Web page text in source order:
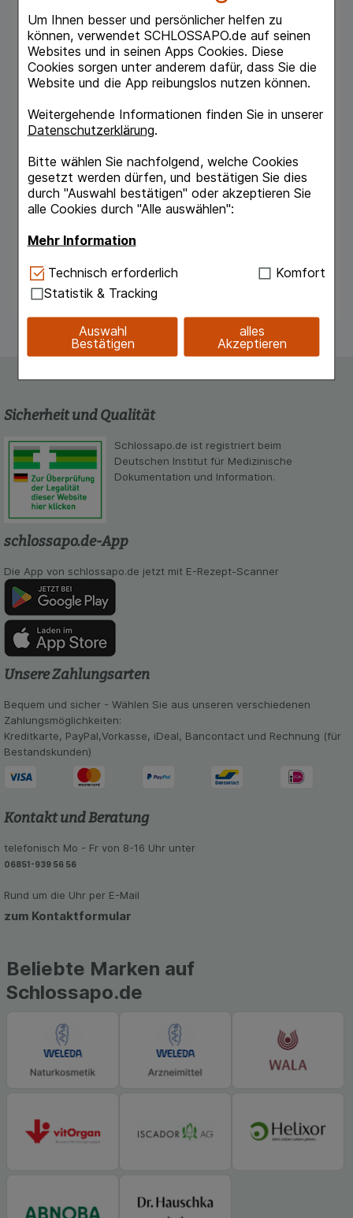
Um Ihnen besser und persönlicher helfen zu
können, verwendet SCHLOSSAPO.de auf seinen
Websites und in seinen Apps Cookies. Diese
Cookies sorgen unter anderem dafür, dass Sie die
Website und die App reibungslos nutzen können.
Weitergehende Informationen finden Sie in unserer
Datenschutzerklärung.
Bitte wählen Sie nachfolgend, welche Cookies
gesetzt werden dürfen, und bestätigen Sie dies
durch "Auswahl bestätigen" oder akzeptieren Sie
alle Cookies durch "Alle auswählen":
Mehr Information
Technisch Notwendig:Hierbei handelt es sich um
Cookies, die für die Grundfunktionen unserer
Website notwendig sind (z.B. Navigation,
Warenkorb, Kundenkonto), weshalb auf diese nicht
verzichtet werden kann.
Einkaufserlebnis noch ansprechender zu gestalten,
Besuchers oder unsere Seite an bevorzugte
anzupassen. Komfort-Cookies ermöglichen es uns
auch auf Ihre Bedürfnisse zugeschrittene Inhalte
anzuzeigen und unser Partnerprogramm zu
betreiben.
Statistik & Tracking:
Informationen über die Art und Weise der Nutzung
unsere Website weiter für Sie optimieren können,
den Inhalt auf unserer Website aber auch die
Werbung auf Drittseiten möglichst relevant für Sie
zu gestalten. Bitte beachten Sie, dass Daten
hierfür teilweise an Dritte wie z.B. Google oder
soziale Medien übertragen werden.
Technisch erforderlich
Komfort
Statistik & Tracking
Auswahl
Bestätigen
alles
Akzeptieren
Gehtraining.
— Bei Schwindel infolge von
Durchblutungsstörungen oder altersbedingten
Rückbildungsvorgängen (Vertigo vaskulärer und
involutiver Genese). Zur unterstützenden
Durchblutungsstörungen oder altersbedingten
Rückbildungsvorgängen (Tinnitus vaskulärer
Häufig auftretende Schwindelgefühle und
Ohrensausen bedürfen grundsätzlich der
Abklärung durch einen Arzt. Bei plötzlich
Hörverlust sollte unverzüglich ein Arzt aufge
Sicherheit und Qualität
Schlossapo.de ist registriert beim
Deutschen Institut für Medizinische
Dokumentation und Information.
schlossapo.de-App
Die App von schlossapo.de jetzt mit E-Rezept-Scanner
Unsere Zahlungsarten
Bequem und sicher - Wählen Sie aus unseren verschiedenen
Zahlungsmöglichkeiten:
Kreditkarte, PayPal,Vorkasse, iDeal, Bancontact und Rechnung (für
Bestandskunden)
Kontakt und Beratung
telefonisch Mo - Fr von 8-16 Uhr unter
06851-939 56 56
Rund um die Uhr per E-Mail
zum Kontaktformular
Beliebte Marken auf
Schlossapo.de